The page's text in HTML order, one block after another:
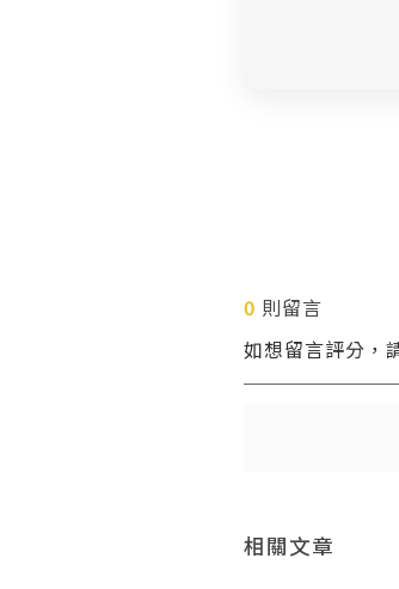
0 則留言
如想留言評分，
相關文章